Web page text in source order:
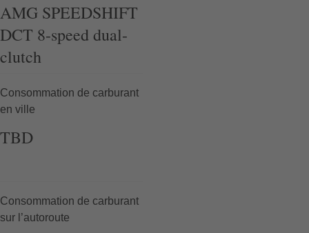
AMG SPEEDSHIFT
DCT 8-speed dual-
clutch
Consommation de carburant
en ville
TBD
Consommation de carburant
sur l’autoroute